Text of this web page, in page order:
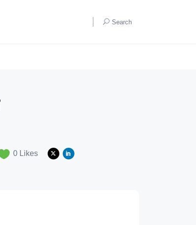
Search
0Likes